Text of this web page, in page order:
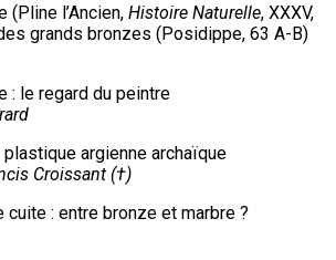
(Pline l’Ancien, Histoire Naturelle, XXXV,
grands bronzes (Posidippe, 63 A-B)
: le regard du peintre
argienne archaïque
Croissant (†)
cuite : entre bronze et marbre ?